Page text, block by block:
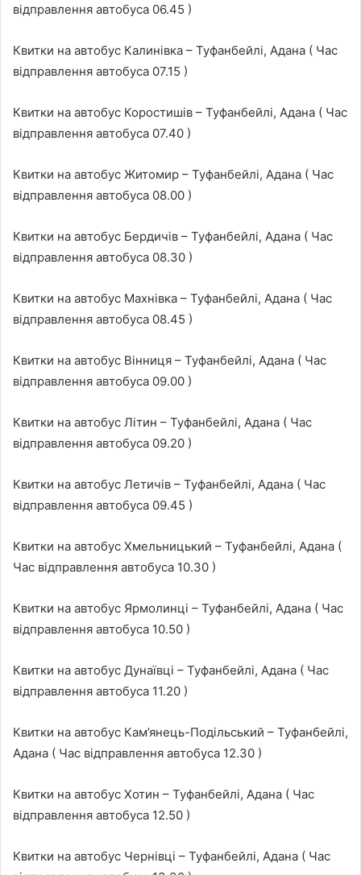
відправлення автобуса 06.45 )
Квитки на автобус Калинівка – Туфанбейлі, Адана ( Час
відправлення автобуса 07.15 )
Квитки на автобус Коростишів – Туфанбейлі, Адана ( Час
відправлення автобуса 07.40 )
Квитки на автобус Житомир – Туфанбейлі, Адана ( Час
відправлення автобуса 08.00 )
Квитки на автобус Бердичів – Туфанбейлі, Адана ( Час
відправлення автобуса 08.30 )
Квитки на автобус Махнівка – Туфанбейлі, Адана ( Час
відправлення автобуса 08.45 )
Квитки на автобус Вінниця – Туфанбейлі, Адана ( Час
відправлення автобуса 09.00 )
Квитки на автобус Літин – Туфанбейлі, Адана ( Час
відправлення автобуса 09.20 )
Квитки на автобус Летичів – Туфанбейлі, Адана ( Час
відправлення автобуса 09.45 )
Квитки на автобус Хмельницький – Туфанбейлі, Адана (
Час відправлення автобуса 10.30 )
Квитки на автобус Ярмолинці – Туфанбейлі, Адана ( Час
відправлення автобуса 10.50 )
Квитки на автобус Дунаївці – Туфанбейлі, Адана ( Час
відправлення автобуса 11.20 )
Квитки на автобус Кам’янець-Подільський – Туфанбейлі,
Адана ( Час відправлення автобуса 12.30 )
Квитки на автобус Хотин – Туфанбейлі, Адана ( Час
відправлення автобуса 12.50 )
Квитки на автобус Чернівці – Туфанбейлі, Адана ( Час